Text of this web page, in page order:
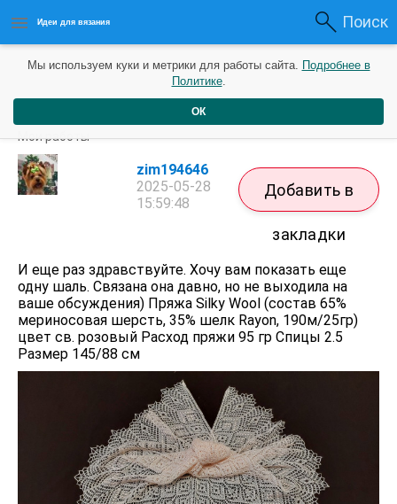
Идеи для вязания Поиск
Шаль "Ксения" автор Карина Земцова.
Мои работы
zim194646
2025-05-28
15:59:48
Добавить в
закладки
И еще раз здравствуйте. Хочу вам показать еще
одну шаль. Связана она давно, но не выходила на
ваше обсуждения) Пряжа Silky Wool (состав 65%
мериносовая шерсть, 35% шелк Rayon, 190м/25гр)
цвет св. розовый Расход пряжи 95 гр Спицы 2.5
Размер 145/88 см
Мы используем куки и метрики для работы сайта. Подробнее в
Политике.
ОК